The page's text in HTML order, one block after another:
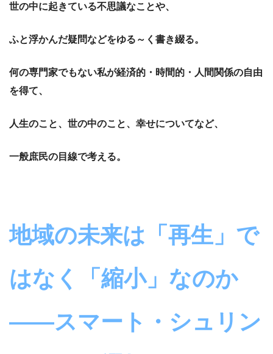
世の中に起きている不思議なことや、
ふと浮かんだ疑問などをゆる～く書き綴る。
何の専門家でもない私が経済的・時間的・人間関係の自由
を得て、
人生のこと、世の中のこと、幸せについてなど、
一般庶民の目線で考える。
地域の未来は「再生」で
はなく「縮小」なのか
――スマート・シュリン